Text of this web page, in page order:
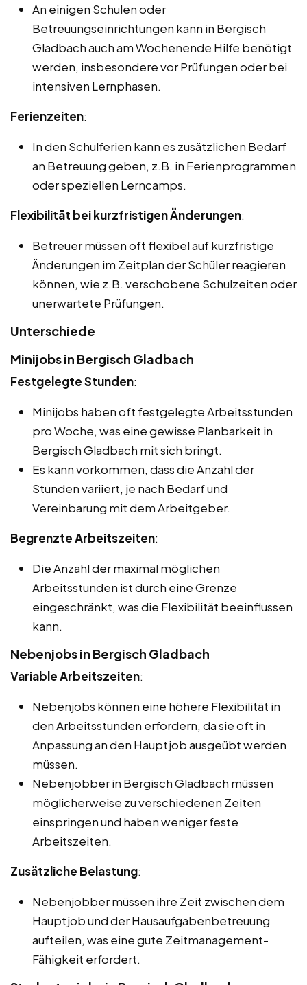
An einigen Schulen oder
Betreuungseinrichtungen kann in Bergisch
Gladbach auch am Wochenende Hilfe benötigt
werden, insbesondere vor Prüfungen oder bei
intensiven Lernphasen.
Ferienzeiten:
In den Schulferien kann es zusätzlichen Bedarf
an Betreuung geben, z.B. in Ferienprogrammen
oder speziellen Lerncamps.
Flexibilität bei kurzfristigen Änderungen:
Betreuer müssen oft flexibel auf kurzfristige
Änderungen im Zeitplan der Schüler reagieren
können, wie z.B. verschobene Schulzeiten oder
unerwartete Prüfungen.
Unterschiede
Minijobs in Bergisch Gladbach
Festgelegte Stunden:
Minijobs haben oft festgelegte Arbeitsstunden
pro Woche, was eine gewisse Planbarkeit in
Bergisch Gladbach mit sich bringt.
Es kann vorkommen, dass die Anzahl der
Stunden variiert, je nach Bedarf und
Vereinbarung mit dem Arbeitgeber.
Begrenzte Arbeitszeiten:
Die Anzahl der maximal möglichen
Arbeitsstunden ist durch eine Grenze
eingeschränkt, was die Flexibilität beeinflussen
kann.
Nebenjobs in Bergisch Gladbach
Variable Arbeitszeiten:
Nebenjobs können eine höhere Flexibilität in
den Arbeitsstunden erfordern, da sie oft in
Anpassung an den Hauptjob ausgeübt werden
müssen.
Nebenjobber in Bergisch Gladbach müssen
möglicherweise zu verschiedenen Zeiten
einspringen und haben weniger feste
Arbeitszeiten.
Zusätzliche Belastung:
Nebenjobber müssen ihre Zeit zwischen dem
Hauptjob und der Hausaufgabenbetreuung
aufteilen, was eine gute Zeitmanagement-
Fähigkeit erfordert.